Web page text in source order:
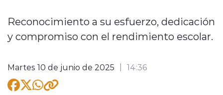
Entrevistas
Reconocimiento a su esfuerzo, dedicación
y compromiso con el rendimiento escolar.
Martes 10 de junio de 2025 14:36